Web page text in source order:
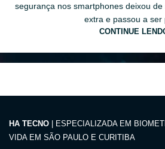
segurança nos smartphones deixou
extra e passou a ser
CONTINUE
HA TECNO | ESPECIALIZADA EM
VIDA EM SÃO PAULO E CURITIBA